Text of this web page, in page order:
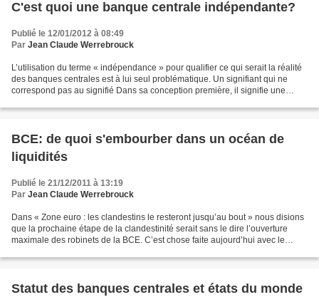
C'est quoi une banque centrale indépendante?
Publié le 12/01/2012 à 08:49
Par Jean Claude Werrebrouck
L’utilisation du terme « indépendance » pour qualifier ce qui serait la réalité
des banques centrales est à lui seul problématique. Un signifiant qui ne
correspond pas au signifié Dans sa conception première, il signifie une
BCE: de quoi s'embourber dans un océan de
liquidités
Publié le 21/12/2011 à 13:19
Par Jean Claude Werrebrouck
Dans « Zone euro : les clandestins le resteront jusqu’au bout » nous disions
que la prochaine étape de la clandestinité serait sans le dire l’ouverture
maximale des robinets de la BCE. C’est chose faite aujourd’hui avec le
Statut des banques centrales et états du monde